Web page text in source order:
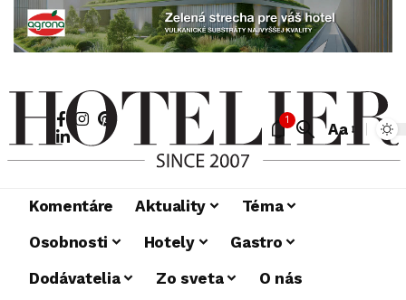
1
Aa
Komentáre Aktuality
Téma
Osobnosti
Hotely
Gastro
Dodávatelia
Zo sveta
O nás